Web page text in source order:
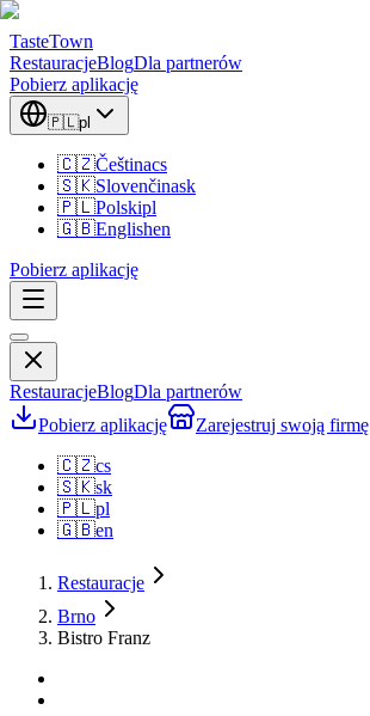
TasteTown
RestauracjeBlogDla partnerów
Pobierz aplikację
🇵🇱pl
🇨🇿Češtinacs
🇸🇰Slovenčinask
🇵🇱Polskipl
🇬🇧Englishen
Pobierz aplikację
RestauracjeBlogDla partnerów
Pobierz aplikację
Zarejestruj swoją firmę
🇨🇿cs
🇸🇰sk
🇵🇱pl
🇬🇧en
Restauracje
Brno
Bistro Franz